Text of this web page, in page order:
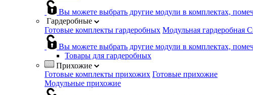
Вы можете выбрать другие модули в комплектах,
Гардеробные
Готовые комплекты гардеробных Модульная гардеробная
Вы можете выбрать другие модули в комплектах,
Товары для гардеробных
Прихожие
Готовые комплекты прихожих Готовые прихожие
Модульные прихожие